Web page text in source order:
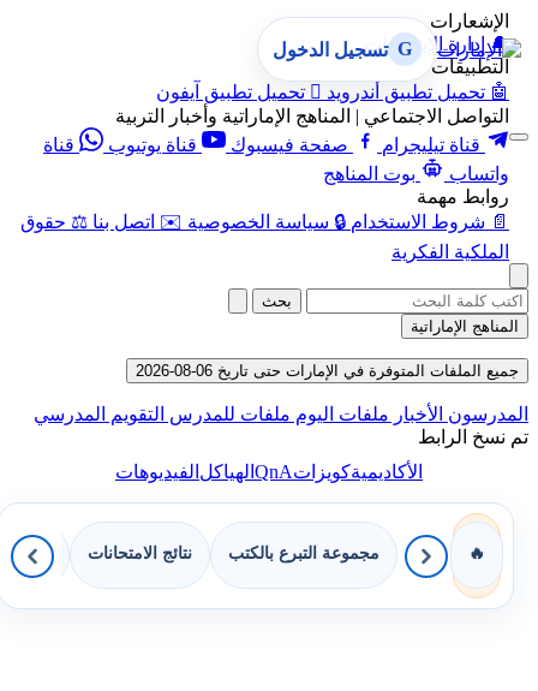
الإشعارات
🔔 إدارة الإشعارات
التطبيقات
🤖 تحميل تطبيق أندرويد  تحميل تطبيق آيفون
التواصل الاجتماعي | المناهج الإماراتية وأخبار التربية
قناة تيليجرام
صفحة فيسبوك قناة يوتيوب
قناة
واتساب
بوت المناهج
روابط مهمة
📄 شروط الاستخدام 🔒 سياسة الخصوصية ✉️ اتصل بنا ⚖️ حقوق
الملكية الفكرية
G تسجيل الدخول
بحث
المناهج الإماراتية
جميع الملفات المتوفرة في الإمارات حتى تاريخ 06-08-2026
المدرسون الأخبار ملفات اليوم ملفات للمدرس التقويم المدرسي
تم نسخ الرابط
الأكاديميةكويزاتQnAالهياكلالفيديوهات
🔥 مجموعة التبرع بالكتب نتائج الامتحانات